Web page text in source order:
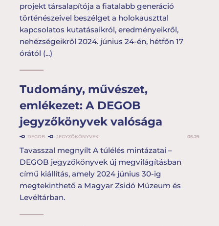
projekt társalapítója a fiatalabb generáció
történészeivel beszélget a holokauszttal
kapcsolatos kutatásaikról, eredményeikről,
nehézségeikről 2024. június 24-én, hétfőn 17
órától (...)
Tudomány, művészet,
emlékezet: A DEGOB
jegyzőkönyvek valósága
DEGOB JEGYZŐKÖNYVEK 05.29
Tavasszal megnyílt A túlélés mintázatai –
DEGOB jegyzőkönyvek új megvilágításban
című kiállítás, amely 2024 június 30-ig
megtekinthető a Magyar Zsidó Múzeum és
Levéltárban.